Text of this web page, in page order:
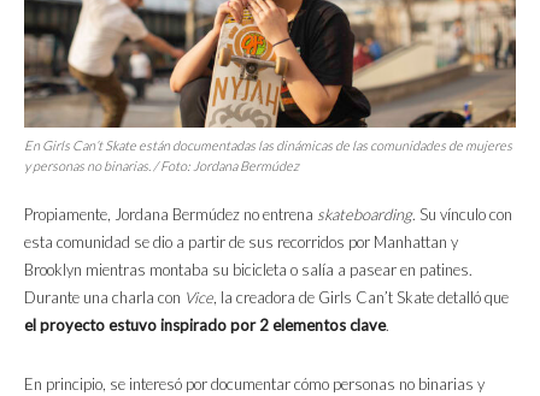
En Girls Can’t Skate están documentadas las dinámicas de las comunidades de mujeres
y personas no binarias. / Foto: Jordana Bermúdez
Propiamente, Jordana Bermúdez no entrena skateboarding. Su vínculo con
esta comunidad se dio a partir de sus recorridos por Manhattan y
Brooklyn mientras montaba su bicicleta o salía a pasear en patines.
Durante una charla con Vice , la creadora de Girls Can’t Skate detalló que
el proyecto estuvo inspirado por 2 elementos clave.
En principio, se interesó por documentar cómo personas no binarias y